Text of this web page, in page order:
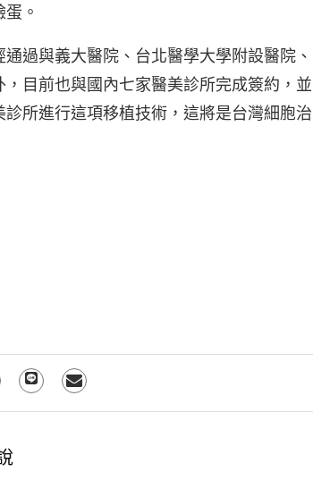
。
過與義大醫院、台北醫學大學附設醫院、
目前也與國內七家醫美診所完成簽約，並
所進行這項移植技術，這將是台灣細胞治